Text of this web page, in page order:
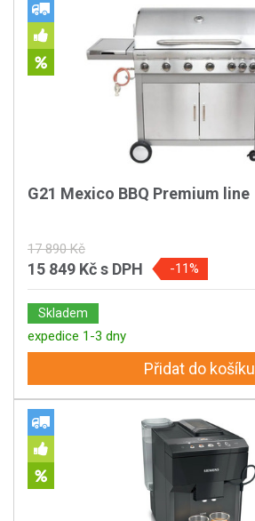
G21 Mexico BBQ Premium line
17 890 Kč
15 849 Kčs DPH -11%
Skladem
expedice 1-3 dny
Přidat do košíku